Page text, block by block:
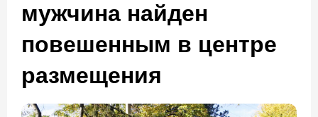
мужчина найден
повешенным в центре
размещения